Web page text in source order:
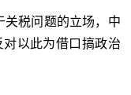
关税问题的立场，中
对以此为借口搞政治